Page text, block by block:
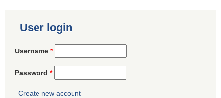
User login
Username *
Password *
Create new account